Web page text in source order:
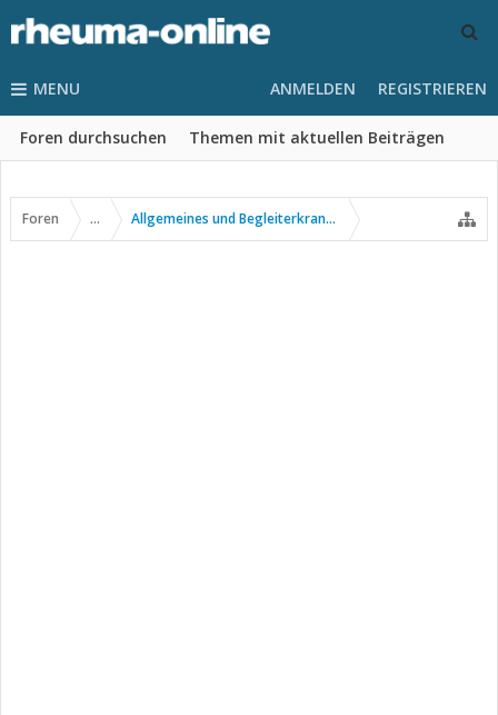
MENU
Foren durchsuchen Themen mit aktuellen Beiträgen
ANMELDEN REGISTRIEREN
Foren ... Allgemeines und Begleiterkrankungen